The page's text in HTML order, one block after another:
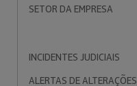
SETOR DA EMPRESA
INCIDENTES JUDICIAIS
ALERTAS DE ALTERAÇÕES